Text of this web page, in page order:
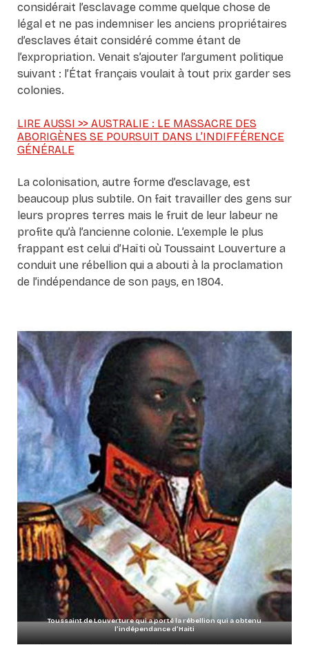
considérait l’esclavage comme quelque chose de
légal et ne pas indemniser les anciens propriétaires
d’esclaves était considéré comme étant de
l’expropriation. Venait s’ajouter l’argument politique
suivant : l’État français voulait à tout prix garder ses
colonies.
LIRE AUSSI >> AUSTRALIE : LE MASSACRE DES
ABORIGÈNES SE POURSUIT DANS L’INDIFFÉRENCE
GÉNÉRALE
La colonisation, autre forme d’esclavage, est
beaucoup plus subtile. On fait travailler des gens sur
leurs propres terres mais le fruit de leur labeur ne
profite qu’à l’ancienne colonie. L’exemple le plus
frappant est celui d’Haïti où Toussaint Louverture a
conduit une rébellion qui a abouti à la proclamation
de l’indépendance de son pays, en 1804.
Toussaint de Louverture qui a porté la rébellion qui a obtenu
l’indépendance d’Haiti